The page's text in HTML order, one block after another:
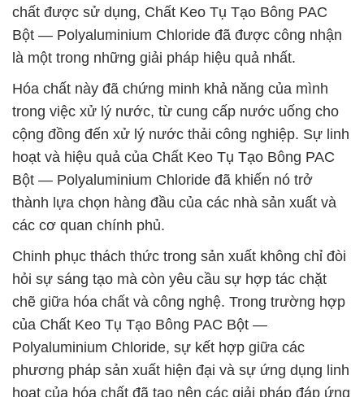
chất được sử dụng, Chất Keo Tụ Tạo Bông PAC
Bột — Polyaluminium Chloride đã được công nhận
là một trong những giải pháp hiệu quả nhất.
Hóa chất này đã chứng minh khả năng của mình
trong việc xử lý nước, từ cung cấp nước uống cho
cộng đồng đến xử lý nước thải công nghiệp. Sự linh
hoạt và hiệu quả của Chất Keo Tụ Tạo Bông PAC
Bột — Polyaluminium Chloride đã khiến nó trở
thành lựa chọn hàng đầu của các nhà sản xuất và
các cơ quan chính phủ.
Chinh phục thách thức trong sản xuất không chỉ đòi
hỏi sự sáng tạo mà còn yêu cầu sự hợp tác chặt
chẽ giữa hóa chất và công nghệ. Trong trường hợp
của Chất Keo Tụ Tạo Bông PAC Bột —
Polyaluminium Chloride, sự kết hợp giữa các
phương pháp sản xuất hiện đại và sự ứng dụng linh
hoạt của hóa chất đã tạo nên các giải pháp đáp ứng